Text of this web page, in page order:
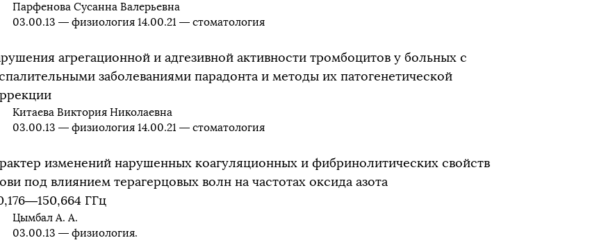
Парфенова Сусанна Валерьевна
03.00.13 — физиология 14.00.21 — стоматология
агрегационной и адгезивной активности тромбоцитов у больных с
заболеваниями парадонта и методы их патогенетической
Китаева Виктория Николаевна
03.00.13 — физиология 14.00.21 — стоматология
изменений нарушенных коагуляционных и фибринолитических свойств
под влиянием терагерцовых волн на частотах оксида азота
ГГц
Цымбал А. А.
03.00.13 — физиология.